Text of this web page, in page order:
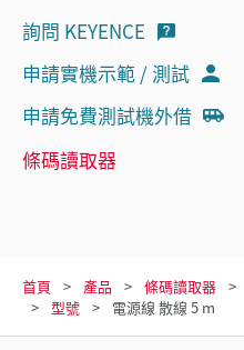
詢問 KEYENCE
申請實機示範 / 測試
申請免費測試機外借
條碼讀取器
首頁 產品 條碼讀取器
型號
電源線 散線 5 m